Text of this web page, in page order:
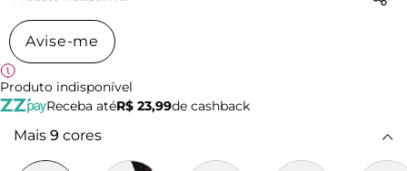
Avise-me
Produto indisponível
Receba atéR$ 23,99de cashback
Mais 9 cores